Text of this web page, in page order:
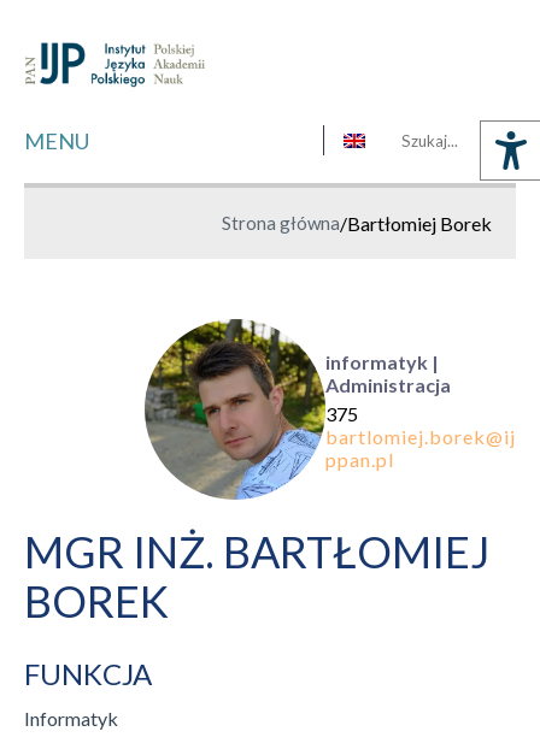
MENU
Strona główna/Bartłomiej Borek
informatyk |
Administracja
375
MGR INŻ. BARTŁOMIEJ
BOREK
FUNKCJA
Informatyk